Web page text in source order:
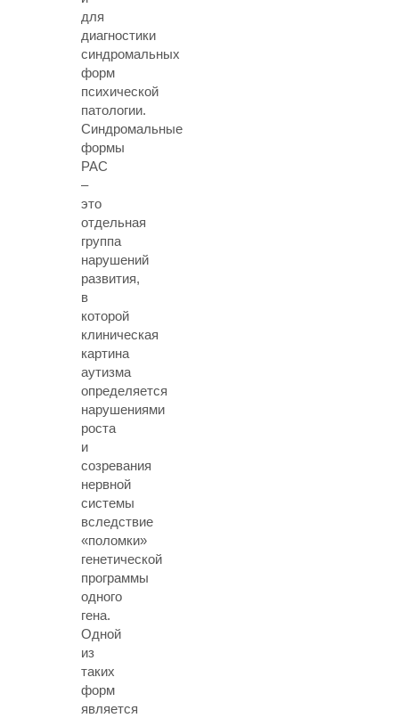
для
диагностики
синдромальных
форм
психической
патологии.
Синдромальные
формы
РАС
–
это
отдельная
группа
нарушений
развития,
в
которой
клиническая
картина
аутизма
определяется
нарушениями
роста
и
созревания
нервной
системы
вследствие
«поломки»
генетической
программы
одного
гена.
Одной
из
таких
форм
является